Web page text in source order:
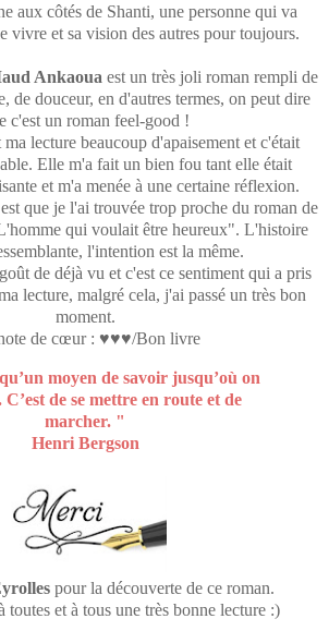
aux côtés de Shanti, une personne qui va
vivre et sa vision des autres pour toujours.
Ankaoua est un très joli roman rempli de
de douceur, en d'autres termes, on peut dire
c'est un roman feel-good !
lecture beaucoup d'apaisement et c'était
Elle m'a fait un bien fou tant elle était
et m'a menée à une certaine réflexion.
que je l'ai trouvée trop proche du roman de
qui voulait être heureux". L'histoire
l'intention est la même.
de déjà vu et c'est ce sentiment qui a pris
lecture, malgré cela, j'ai passé un très bon
moment.
de cœur : ♥♥♥/Bon livre
moyen de savoir jusqu’où on
de se mettre en route et de
marcher. "
Henri Bergson
pour la découverte de ce roman.
toutes et à tous une très bonne lecture :)